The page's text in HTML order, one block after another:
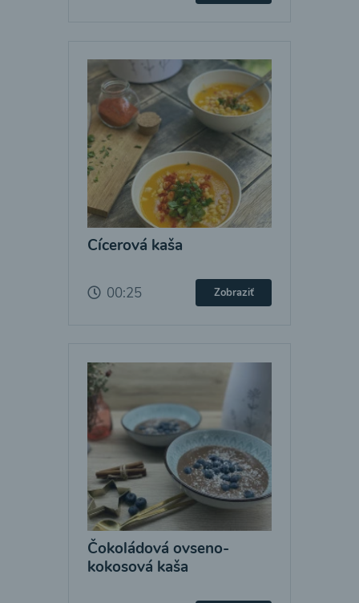
Cícerová kaša
00:25 Zobraziť
Čokoládová ovseno-
kokosová kaša